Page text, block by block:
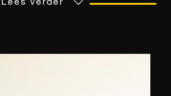
Lees verder